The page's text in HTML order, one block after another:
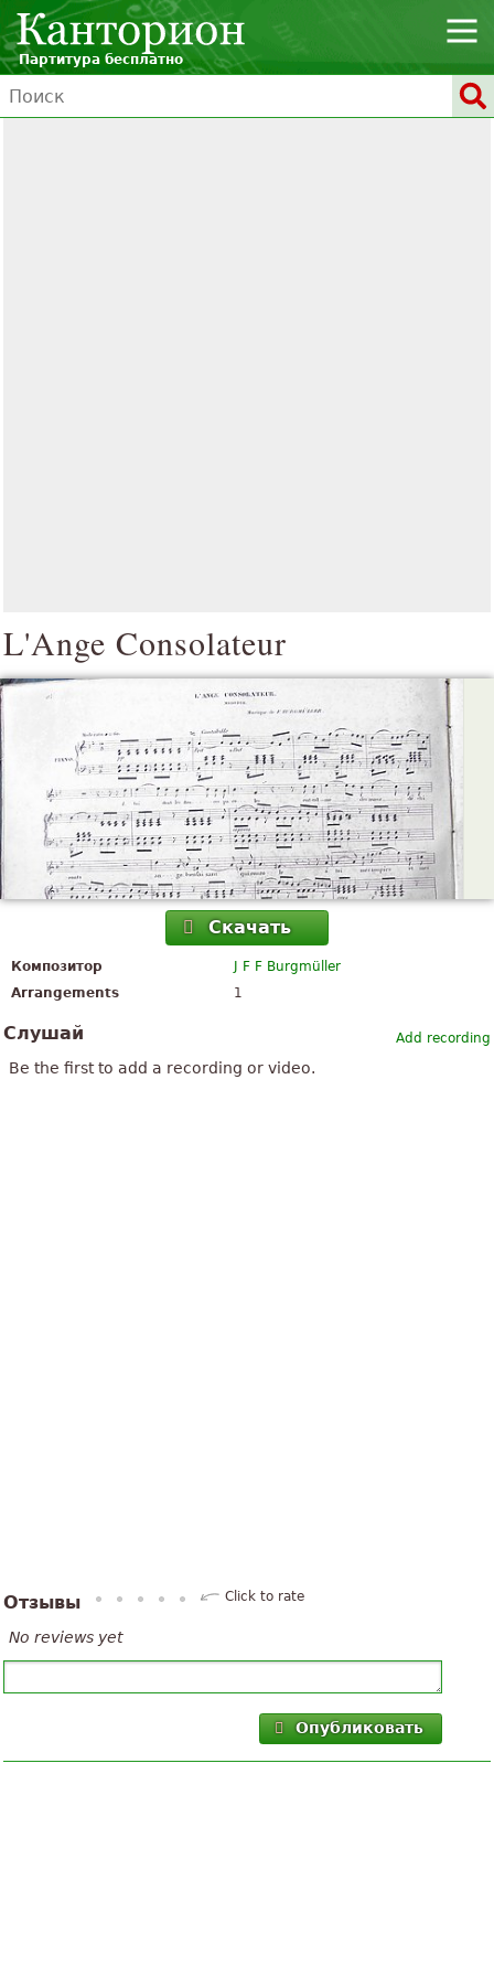
Партитура бесплатно
L'Ange Consolateur
Скачать
Композитор
J F F Burgmüller
Arrangements
1
Add recording
Слушай
Be the first to add a recording or video.
Отзывы Click to rate
No reviews yet
Опубликовать